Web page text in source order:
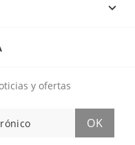

y ofertas